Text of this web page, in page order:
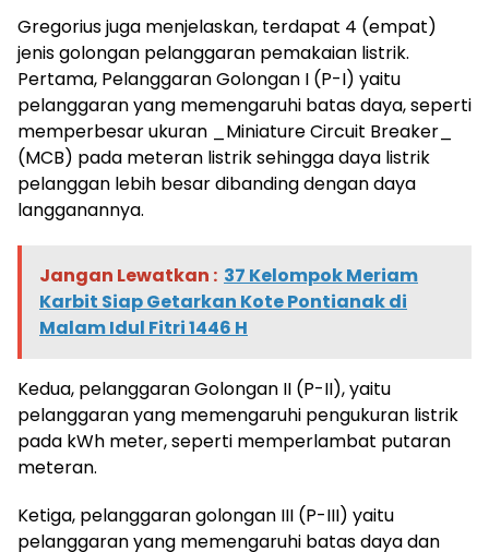
Gregorius juga menjelaskan, terdapat 4 (empat)
jenis golongan pelanggaran pemakaian listrik.
Pertama, Pelanggaran Golongan I (P-I) yaitu
pelanggaran yang memengaruhi batas daya, seperti
memperbesar ukuran _Miniature Circuit Breaker_
(MCB) pada meteran listrik sehingga daya listrik
pelanggan lebih besar dibanding dengan daya
langganannya.
Jangan Lewatkan : 37 Kelompok Meriam
Karbit Siap Getarkan Kote Pontianak di
Malam Idul Fitri 1446 H
Kedua, pelanggaran Golongan II (P-II), yaitu
pelanggaran yang memengaruhi pengukuran listrik
pada kWh meter, seperti memperlambat putaran
meteran.
Ketiga, pelanggaran golongan III (P-III) yaitu
pelanggaran yang memengaruhi batas daya dan